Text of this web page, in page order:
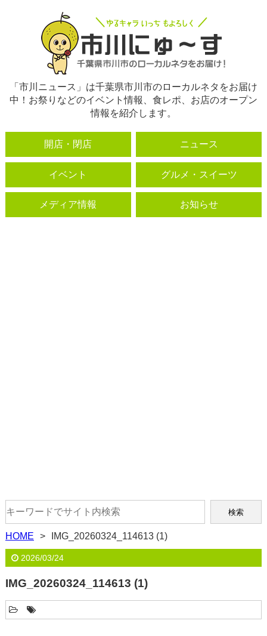
「市川ニュース」は千葉県市川市のローカルネタをお届け
中！お祭りなどのイベント情報、食レポ、お店のオープン
情報を紹介します。
開店・閉店 ニュース
イベント グルメ・スイーツ
メディア情報 お知らせ
HOME IMG_20260324_114613 (1)
2026/03/24
IMG_20260324_114613 (1)